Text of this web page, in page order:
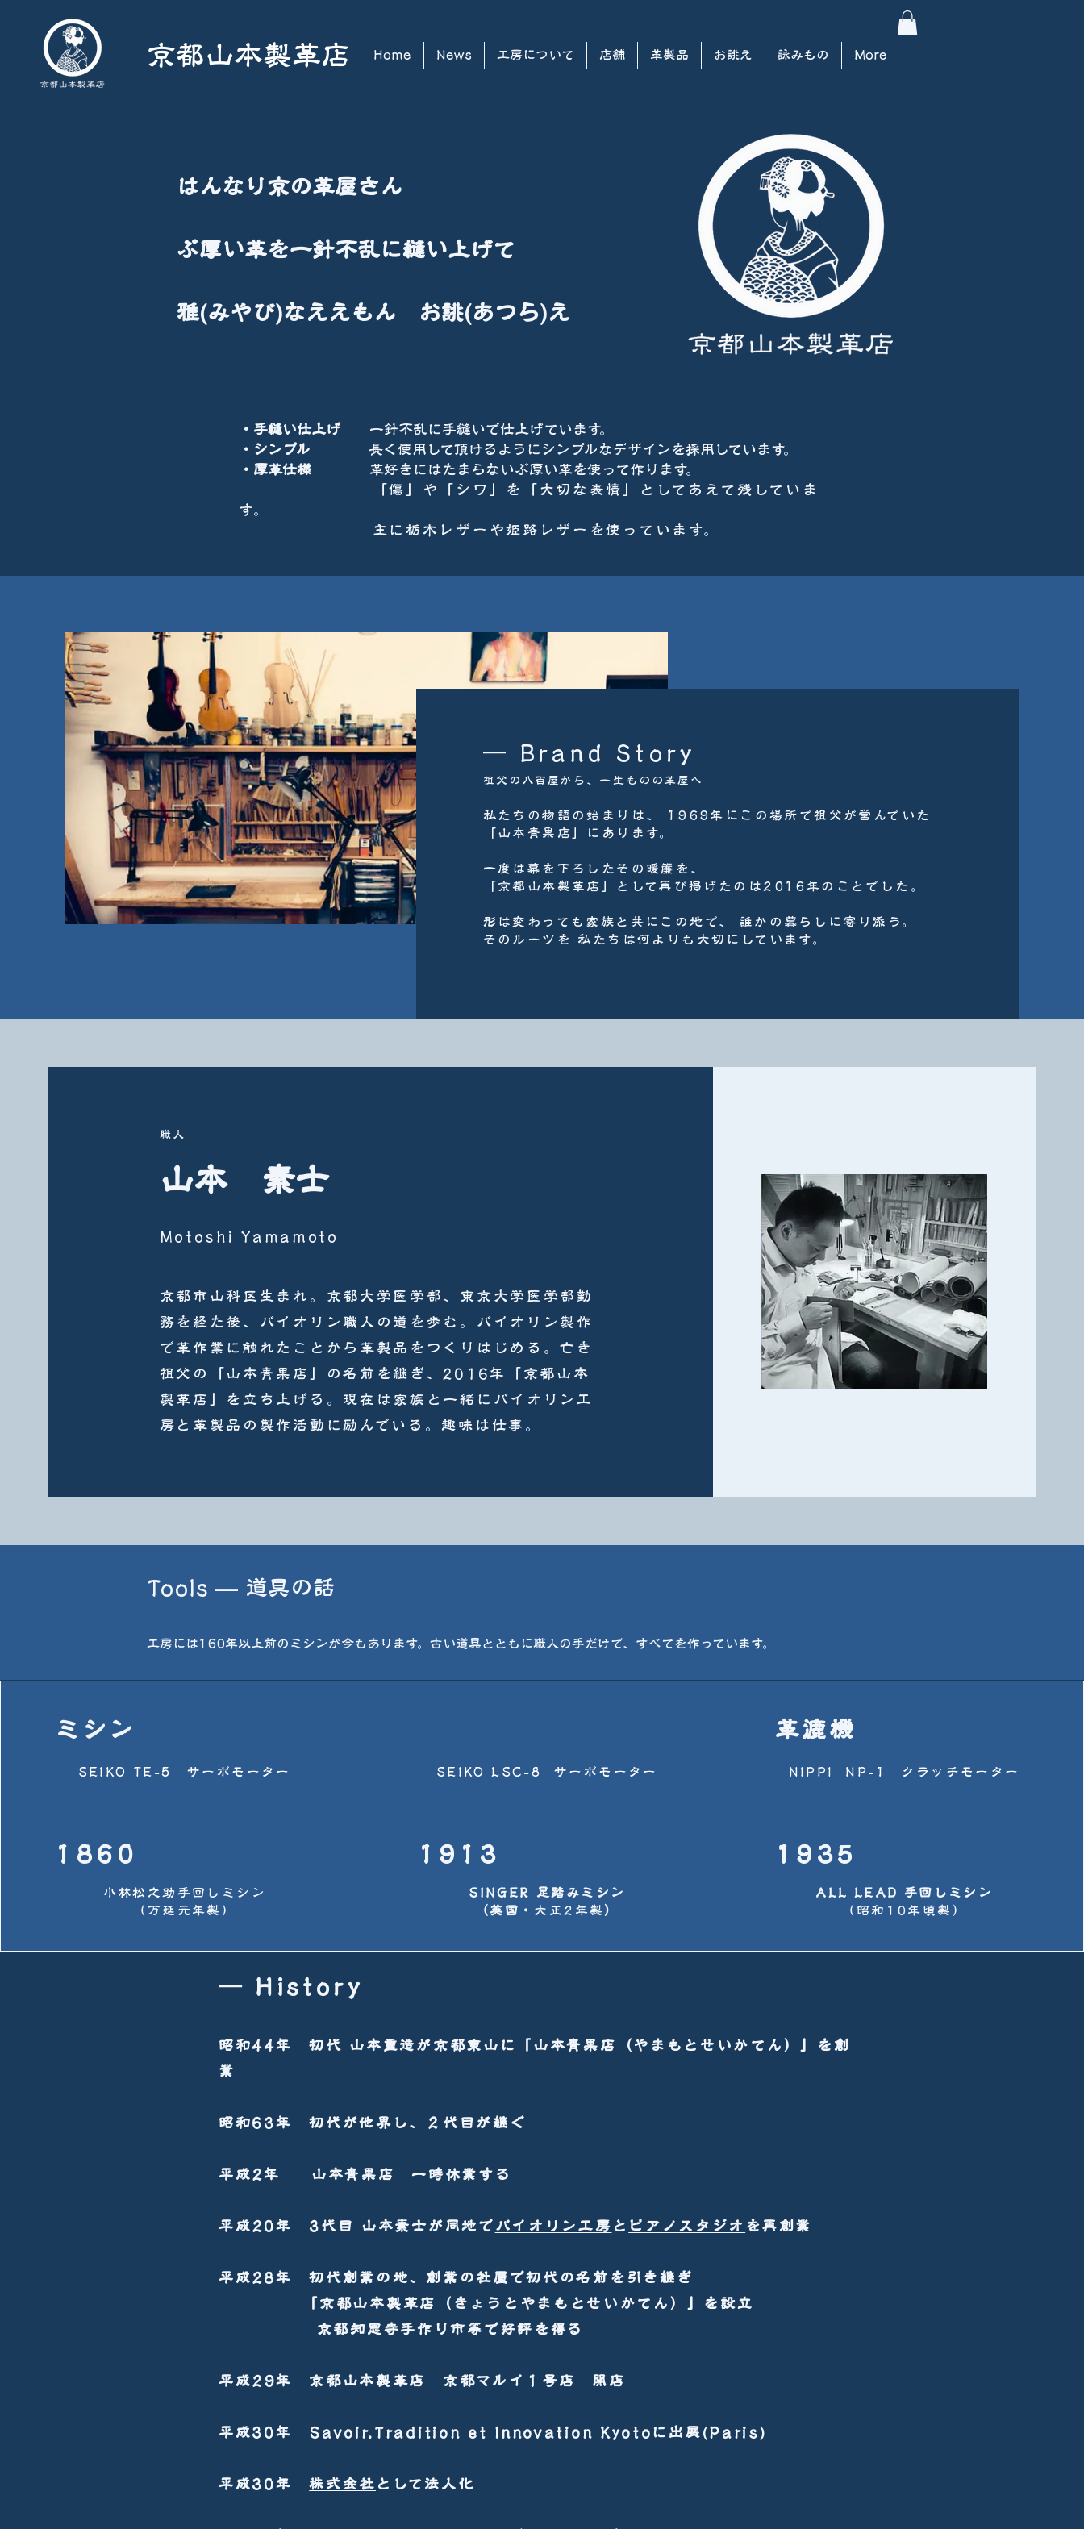
京都山本製革店 Home News 工房について 店舗 革製品 お誂え 詠みもの More
はんなり京の革屋さん
​ぶ厚い革を一針不乱に縫い上げて
雅(みやび)なええもん お誂(あつら)え
・手縫い仕上げ 一針不乱に手縫いで仕上げています。
・シンプル 長く使用して頂けるようにシンプルなデザインを採用しています。
・厚革仕様革好きにはたまらないぶ厚い革を使って作ります。
「傷」や「シワ」を「大切な表情」としてあえて 残していま
す。
主に栃木レザーや姫路レザーを使っています。
― Brand Story
祖父の八百屋から、一生ものの革屋へ
私たちの物語の始まりは、 1969年にこの場所で祖父が営んでいた
「山本青果店」にあります。
一度は幕を下ろしたその暖簾を、
「京都山本製革店」として再び掲げたのは2016年のことでした。
形は変わっても家族と共にこの地で、 誰かの暮らしに寄り添う。
そのルーツを 私たちは何よりも大切にしています。
職人
山本 素士
Motoshi Yamamoto
京都市山科区生まれ。京都大学医学部、東京大学医学部勤
務を経た後、バイオリン職人の道を歩む。バイオリン製作
で革作業に触れたことから革製品をつくりはじめる。亡き
祖父の「山本青果店」の名前を継ぎ、2016年「京都山本
製革店」を立ち上げる。現在は家族と一緒にバイオリン工
房と革製品の製作活動に励んでいる。趣味は仕事。
Tools — 道具の話
工房には160年以上前のミシンが今もあります。古い道具とともに職人の手だけで、すべてを作っています。
ミシン
SEIKO TE-5 サーボモーター SEIKO LSC-8 サーボモーター
​革漉機
NIPPI NP-1 クラッチモーター
1860
​小林松之助手回しミシン
（万延元年製）​
1913
SINGER 足踏みミシン
（英国・ 大正2年製 ）
1935
ALL LEAD 手回しミシン
（昭和10年頃製）
― History
昭和44年 初代 山本重造が京都東山に「山本青果店（やまもとせいかてん）」を創
業
昭和63年 初代が他界し、２代目が継ぐ
平成2年 山本青果店 一時休業する
平成20年 3代目 山本素士が同地で バイオリン工房 と ピアノスタジオ を再創業
平成28年 初代創業の地、創業の社屋で初代の名前を引き継ぎ
「京都山本製革店（きょうとやまもとせいかてん）」を設立
京都知恩寺​手作り市等で好評を得る
平成29年 京都山本製革店 京都マルイ１号店 開店
平成30年 Savoir,Tradition et Innovation Kyotoに出展(Paris)
平成30年株式会社 として法人化